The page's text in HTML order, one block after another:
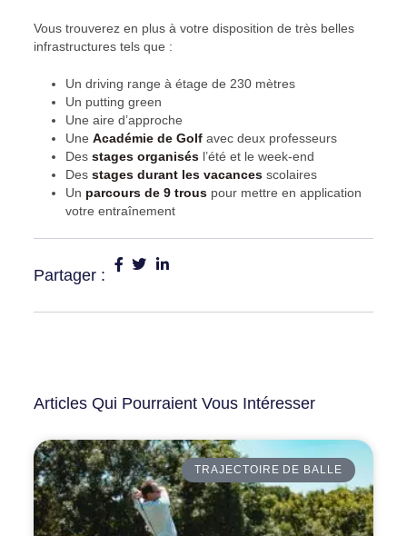
Vous trouverez en plus à votre disposition de très belles
infrastructures tels que :
Un driving range à étage de 230 mètres
Un putting green
Une aire d’approche
Une Académie de Golfavec deux professeurs
Des stages organisésl’été et le week-end
Des stages durant les vacances scolaires
Un parcours de 9 trous pour mettre en application
votre entraînement
Partager :
Articles Qui Pourraient Vous Intéresser
TRAJECTOIRE DE BALLE